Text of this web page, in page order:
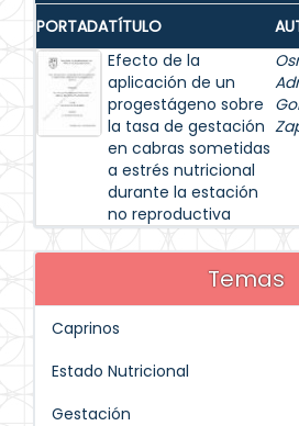
PORTADATÍTULO
Efecto de la
aplicación de un
progestágeno sobre
la tasa de gestación
en cabras sometidas
a estrés nutricional
durante la estación
no reproductiva
Temas
Caprinos
Estado Nutricional
Gestación